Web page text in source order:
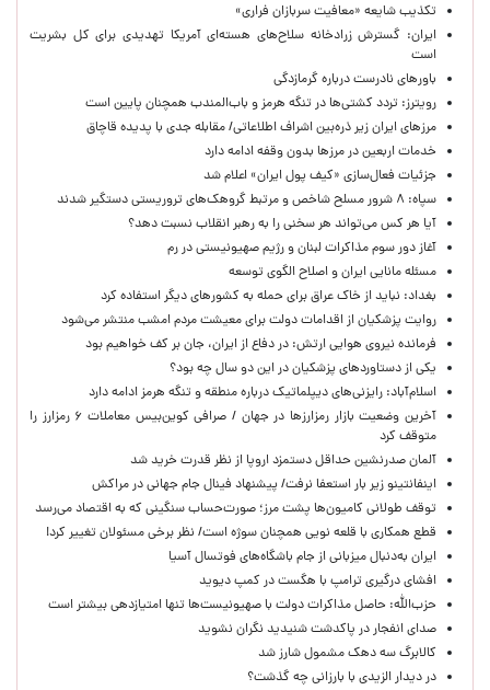
تکذیب شایعه «معافیت سربازان فراری»
ایران: گسترش زرادخانه سلاح‌های هسته‌ای آمریکا تهدیدی برای کل بشریت
است
باورهای نادرست درباره گرمازدگی
رویترز: تردد کشتی‌ها در تنگه هرمز و باب‌المندب همچنان پایین است
مرزهای ایران زیر ذره‌بین اشراف اطلاعاتی/ مقابله جدی با پدیده قاچاق
خدمات اربعین در مرزها بدون وقفه ادامه دارد
جزئیات فعال‌سازی «کیف پول ایران» اعلام شد
سپاه: ۸ شرور مسلح شاخص و مرتبط گروهک‌های تروریستی دستگیر شدند
آیا هر کس می‌تواند هر سخنی را به رهبر انقلاب نسبت دهد؟
آغاز دور سوم مذاکرات لبنان و رژیم صهیونیستی در رم
مسئله مانایی ایران و اصلاح الگوی توسعه
بغداد: نباید از خاک عراق برای حمله به کشورهای دیگر استفاده کرد
روایت پزشکیان از اقدامات دولت برای معیشت مردم امشب منتشر می‌شود
فرمانده نیروی هوایی ارتش: در دفاع از ایران، جان بر کف خواهیم بود
یکی از دستاوردهای پزشکیان در این دو سال چه بود؟
اسلام‌آباد: رایزنی‌های دیپلماتیک درباره منطقه و تنگه هرمز ادامه دارد
آخرین وضعیت بازار رمزارزها در جهان / صرافی کوین‌بیس معاملات ۶ رمزارز را
متوقف کرد
آلمان صدرنشین حداقل دستمزد اروپا از نظر قدرت خرید شد
اینفانتینو زیر بار استعفا نرفت/ پیشنهاد فینال جام جهانی در مراکش
توقف طولانی کامیون‌ها پشت مرز؛ صورت‌حساب سنگینی که به اقتصاد می‌رسد
قطع همکاری با قلعه نویی همچنان سوژه است/ نظر برخی مسئولان تغییر کرد!
ایران به‌دنبال میزبانی از جام باشگاه‌های فوتسال آسیا
افشای درگیری ترامپ با هگست در کمپ دیوید
حزب‌الله: حاصل مذاکرات دولت با صهیونیست‌ها تنها امتیازدهی‌ بیشتر است
صدای انفجار در پاکدشت شنیدید نگران نشوید
کالابرگ سه دهک مشمول شارز شد
در دیدار الزیدی با بارزانی چه گذشت؟